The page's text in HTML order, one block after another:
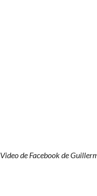
Video de Facebook de